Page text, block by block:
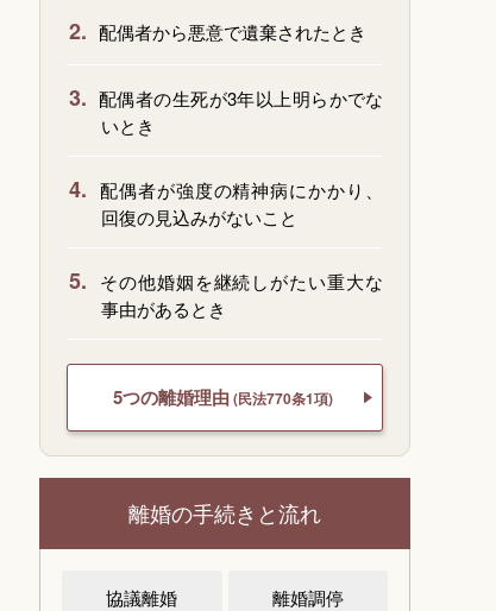
2. 配偶者から悪意で遺棄されたとき
3. 配偶者の生死が3年以上明らかでな
いとき
4. 配偶者が強度の精神病にかかり、
回復の見込みがないこと
5.
その他婚姻を継続しがたい重大な
事由があるとき
5つの離婚理由 (民法770条1項)
離婚の手続きと流れ
協議離婚 離婚調停